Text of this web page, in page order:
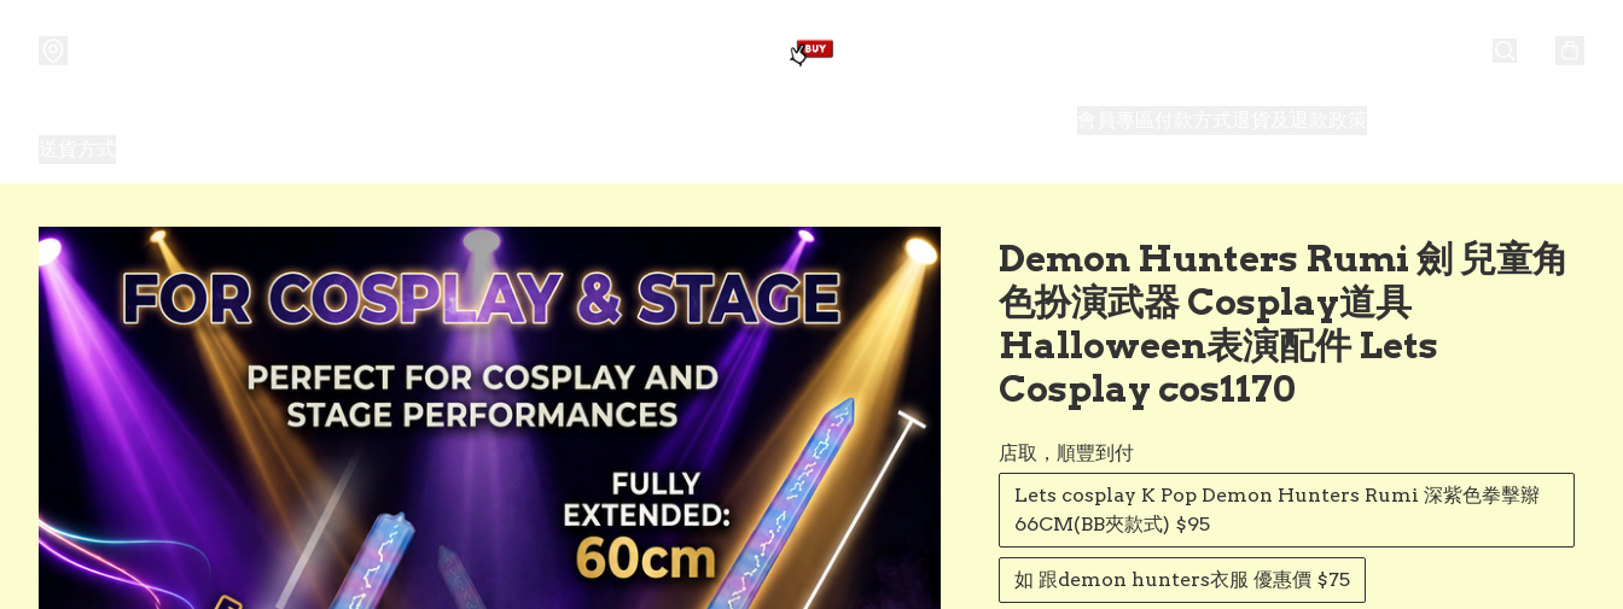
Demon Hunters Rumi 劍 兒童角
色扮演武器 Cosplay道具
Halloween表演配件 Lets
Cosplay cos1170
店取，順豐到付
Lets cosplay K Pop Demon Hunters Rumi 深紫色拳擊辮
66CM(BB夾款式) $95
如 跟demon hunters衣服 優惠價 $75